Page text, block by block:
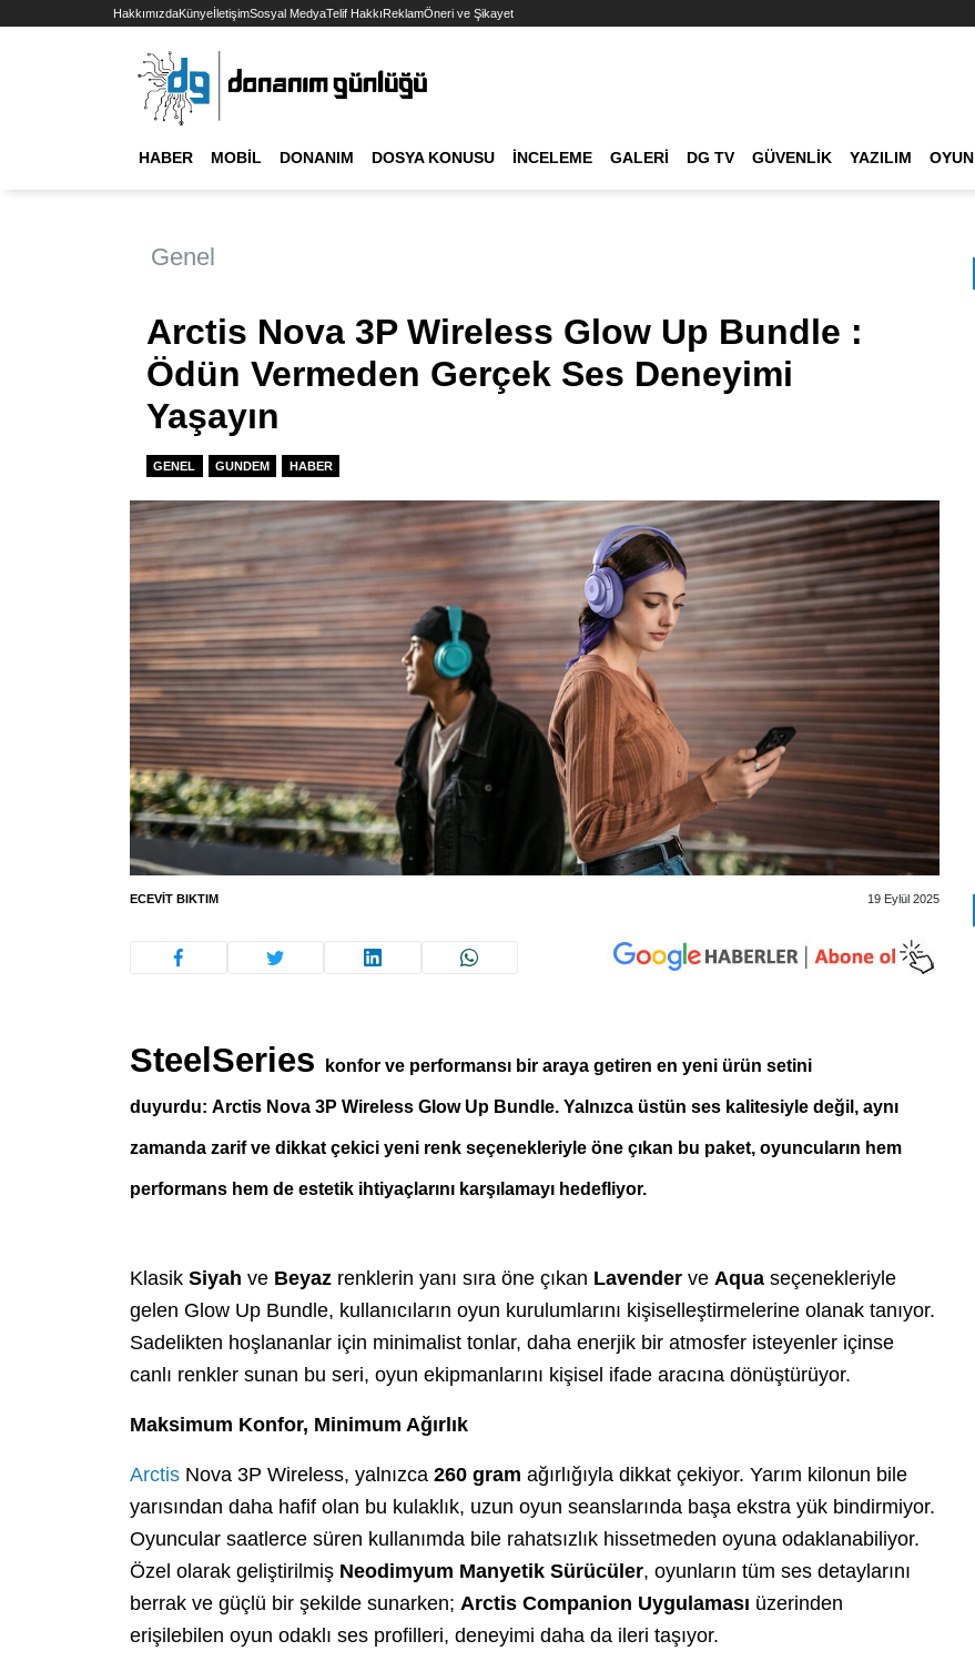
HakkımızdaKünyeİletişimSosyal MedyaTelif HakkıReklamÖneri ve Şikayet
HABER MOBIL DONANIM DOSYA KONUSU İNCELEME GALERI DG TV GÜVENLIK YAZILIM OYUN
Genel
Arctis Nova 3P Wireless Glow Up Bundle :
Ödün Vermeden Gerçek Ses Deneyimi
Yaşayın
GENEL GUNDEM HABER
ECEVIT BIKTIM 19 Eylül 2025
SteelSeries konfor ve performansı bir araya getiren en yeni ürün setini
duyurdu: Arctis Nova 3P Wireless Glow Up Bundle. Yalnızca üstün ses kalitesiyle değil, aynı
zamanda zarif ve dikkat çekici yeni renk seçenekleriyle öne çıkan bu paket, oyuncuların hem
performans hem de estetik ihtiyaçlarını karşılamayı hedefliyor.
Klasik Siyah ve Beyaz renklerin yanı sıra öne çıkan Lavender ve Aqua seçenekleriyle
gelen Glow Up Bundle, kullanıcıların oyun kurulumlarını kişiselleştirmelerine olanak tanıyor.
Sadelikten hoşlananlar için minimalist tonlar, daha enerjik bir atmosfer isteyenler içinse
canlı renkler sunan bu seri, oyun ekipmanlarını kişisel ifade aracına dönüştürüyor.
Maksimum Konfor, Minimum Ağırlık
Arctis Nova 3P Wireless, yalnızca 260 gram ağırlığıyla dikkat çekiyor. Yarım kilonun bile
yarısından daha hafif olan bu kulaklık, uzun oyun seanslarında başa ekstra yük bindirmiyor.
Oyuncular saatlerce süren kullanımda bile rahatsızlık hissetmeden oyuna odaklanabiliyor.
Özel olarak geliştirilmiş Neodimyum Manyetik Sürücüler, oyunların tüm ses detaylarını
berrak ve güçlü bir şekilde sunarken; Arctis Companion Uygulaması üzerinden
erişilebilen oyun odaklı ses profilleri, deneyimi daha da ileri taşıyor.